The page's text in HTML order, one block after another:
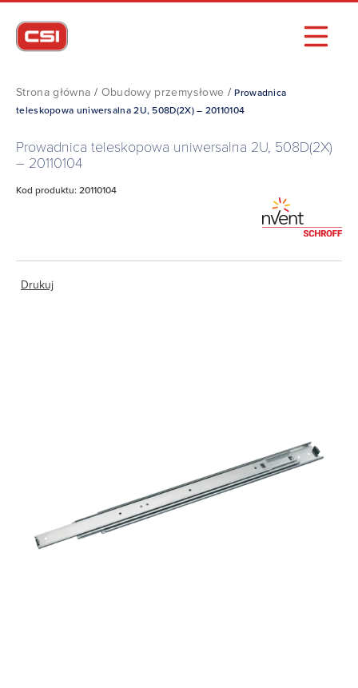
Strona główna / Obudowy przemysłowe /Prowadnica
teleskopowa uniwersalna 2U, 508D(2X) – 20110104
Prowadnica teleskopowa uniwersalna 2U, 508D(2X)
– 20110104
Kod produktu: 20110104
Drukuj